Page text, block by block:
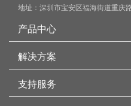
地址：深圳市宝安区福海街道重庆
产品中心
解决方案
支持服务